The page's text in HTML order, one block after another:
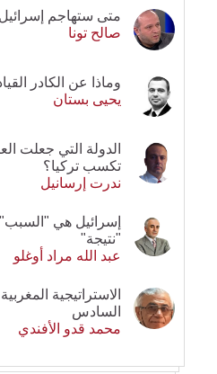
متى ستهاجم إسرائيل
صالح تونا
وماذا عن الكادر
يحيى بستان
الدولة التي جعلت
تكسب تركيا؟
ندرت إرسانيل
إسرائيل هي
"نتيجة"
عبد الله مراد أوغلو
الاستراتيجية
السادس
محمد قدو الأفندي